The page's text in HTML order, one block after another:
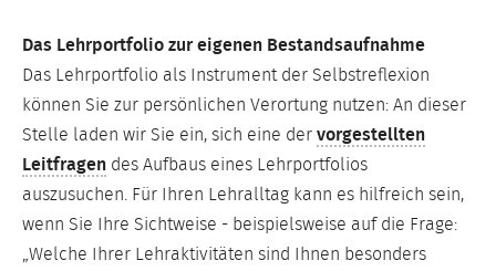
Das Lehrportfolio zur eigenen Bestandsaufnahme
Das Lehrportfolio als Instrument der Selbstreflexion
können Sie zur persönlichen Verortung nutzen: An dieser
Stelle laden wir Sie ein, sich eine der vorgestellten
Leitfragen des Aufbaus eines Lehrportfolios
auszusuchen. Für Ihren Lehralltag kann es hilfreich sein,
wenn Sie Ihre Sichtweise - beispielsweise auf die Frage:
„Welche Ihrer Lehraktivitäten sind Ihnen besonders